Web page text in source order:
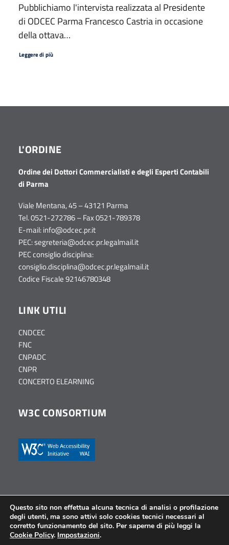
Pubblichiamo l'intervista realizzata al Presidente
di ODCEC Parma Francesco Castria in occasione
della ottava…
Leggere di più
L'ORDINE
Ordine dei Dottori Commercialisti e degli Esperti Contabili
di Parma
Viale Mentana, 45 – 43121 Parma
Tel. 0521-272786 – Fax 0521-789378
E-mail:info@odcec.pr.it
PEC:segreteria@odcec.pr.legalmail.it
PEC consiglio disciplina:
consiglio.disciplina@odcec.pr.legalmail.it
Codice Fiscale 92146780348
LINK UTILI
CNDCEC
FNC
CNPADC
CNPR
CONCERTO ELEARNING
W3C CONSORTIUM
© Ordine dei Dottori Commercialisti e degli Esperti Contabili
di Parma – Tutti i diritti riservati –
Questo sito non effettua alcuna tecnica di analisi o profilazione
degli utenti, ma sono attivi solo cookies tecnici necessari al
corretto funzionamento del sito. Per saperne di più leggi la
Cookie Policy. Impostazioni.